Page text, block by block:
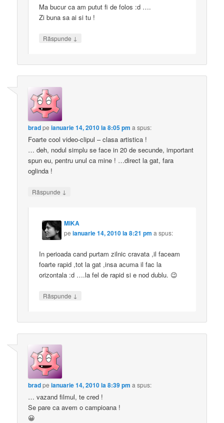
Ma bucur ca am putut fi de folos :d ….
Zi buna sa ai si tu !
Răspunde ↓
bradpeianuarie 14, 2010 la 8:05 pm a spus:
Foarte cool video-clipul – clasa artistica !
… deh, nodul simplu se face in 20 de secunde, important
spun eu, pentru unul ca mine ! …direct la gat, fara
oglinda !
Răspunde ↓
MIKA
peianuarie 14, 2010 la 8:21 pm a spus:
In perioada cand purtam zilnic cravata ,il faceam
foarte rapid ,tot la gat ,insa acuma il fac la
orizontala :d ….la fel de rapid si e nod dublu. 😉
Răspunde ↓
bradpeianuarie 14, 2010 la 8:39 pm a spus:
… vazand filmul, te cred !
Se pare ca avem o campioana !
😀